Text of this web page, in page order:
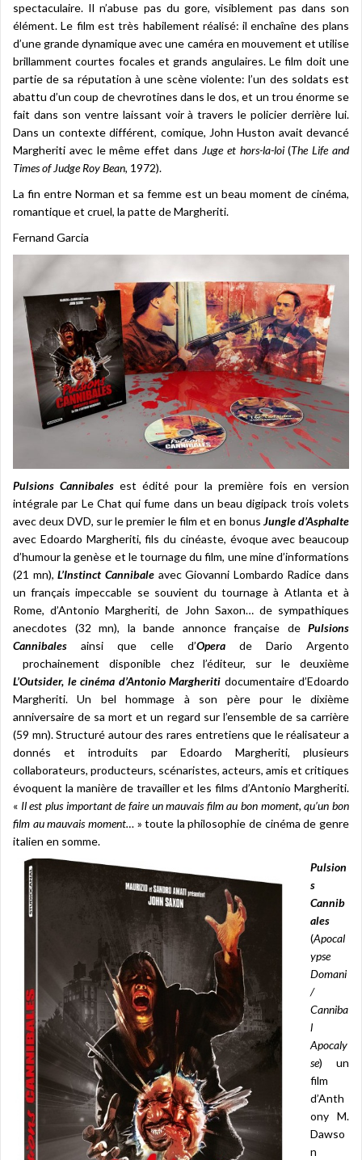
spectaculaire. Il n’abuse pas du gore, visiblement pas dans son
élément. Le film est très habilement réalisé: il enchaîne des plans
d’une grande dynamique avec une caméra en mouvement et utilise
brillamment courtes focales et grands angulaires. Le film doit une
partie de sa réputation à une scène violente: l’un des soldats est
abattu d’un coup de chevrotines dans le dos, et un trou énorme se
fait dans son ventre laissant voir à travers le policier derrière lui.
Dans un contexte différent, comique, John Huston avait devancé
Margheriti avec le même effet dans Juge et hors-la-loi(The Life and
Times of Judge Roy Bean, 1972).
La fin entre Norman et sa femme est un beau moment de cinéma,
romantique et cruel, la patte de Margheriti.
Fernand Garcia
Pulsions Cannibales est édité pour la première fois en version
intégrale par Le Chat qui fume dans un beau digipack trois volets
avec deux DVD, sur le premier le film et en bonus Jungle d’Asphalte
avec Edoardo Margheriti, fils du cinéaste, évoque avec beaucoup
d’humour la genèse et le tournage du film, une mine d’informations
(21 mn),L’Instinct Cannibaleavec Giovanni Lombardo Radice dans
un français impeccable se souvient du tournage à Atlanta et à
Rome, d’Antonio Margheriti, de John Saxon… de sympathiques
anecdotes (32 mn), la bande annonce française de Pulsions
Cannibales ainsi que celle d’Opera de Dario Argento
prochainement disponible chez l’éditeur, sur le deuxième
L’Outsider, le cinéma d’Antonio Margheriti documentaire d’Edoardo
Margheriti. Un bel hommage à son père pour le dixième
anniversaire de sa mort et un regard sur l’ensemble de sa carrière
(59 mn). Structuré autour des rares entretiens que le réalisateur a
donnés et introduits par Edoardo Margheriti, plusieurs
collaborateurs, producteurs, scénaristes, acteurs, amis et critiques
évoquent la manière de travailler et les films d’Antonio Margheriti.
« Il est plus important de faire un mauvais film au bon moment, qu’un bon
film au mauvais moment… » toute la philosophie de cinéma de genre
italien en somme.
Pulsion
s
Cannib
ales
(Apocal
ypse
Domani
/
Canniba
l
Apocaly
se) un
film
d’Anth
ony M.
Dawso
n